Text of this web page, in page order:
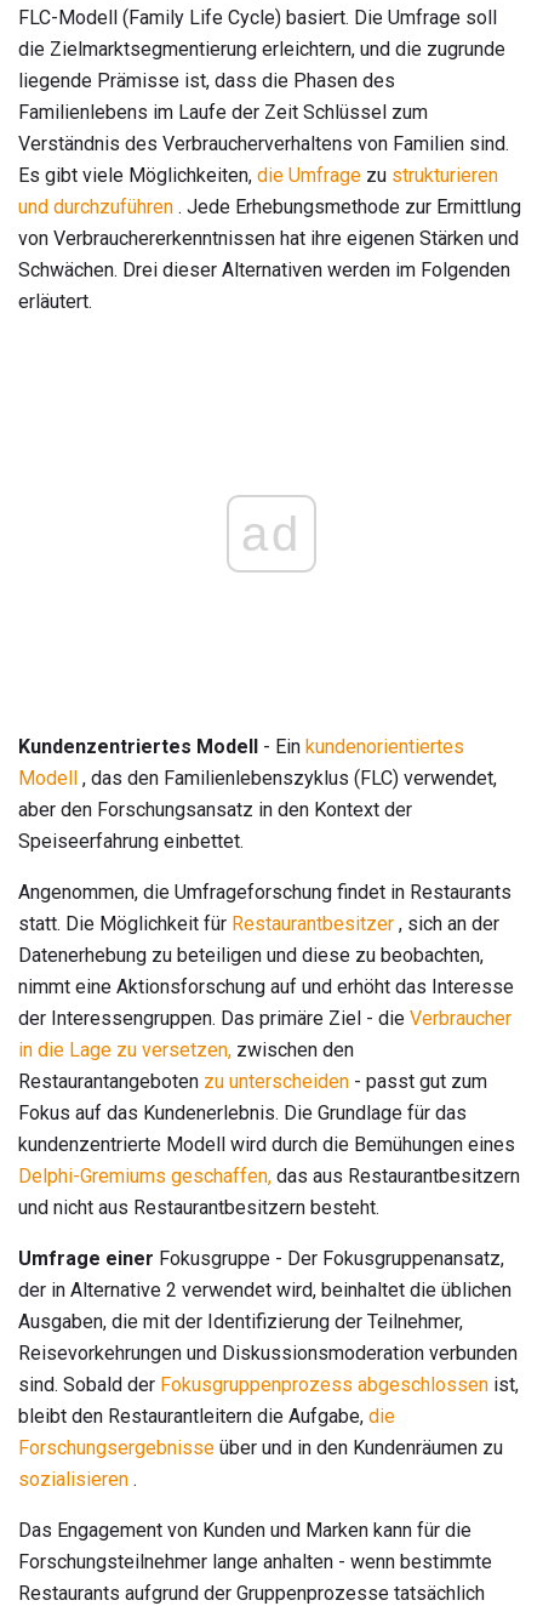
FLC-Modell (Family Life Cycle) basiert. Die Umfrage soll
die Zielmarktsegmentierung erleichtern, und die zugrunde
liegende Prämisse ist, dass die Phasen des
Familienlebens im Laufe der Zeit Schlüssel zum
Verständnis des Verbraucherverhaltens von Familien sind.
Es gibt viele Möglichkeiten, die Umfrage zu strukturieren
und durchzuführen . Jede Erhebungsmethode zur Ermittlung
von Verbrauchererkenntnissen hat ihre eigenen Stärken und
Schwächen. Drei dieser Alternativen werden im Folgenden
erläutert.
ad
Kundenzentriertes Modell - Ein kundenorientiertes
Modell , das den Familienlebenszyklus (FLC) verwendet,
aber den Forschungsansatz in den Kontext der
Speiseerfahrung einbettet.
Angenommen, die Umfrageforschung findet in Restaurants
statt. Die Möglichkeit für Restaurantbesitzer , sich an der
Datenerhebung zu beteiligen und diese zu beobachten,
nimmt eine Aktionsforschung auf und erhöht das Interesse
der Interessengruppen. Das primäre Ziel - die Verbraucher
in die Lage zu versetzen, zwischen den
Restaurantangeboten zu unterscheiden - passt gut zum
Fokus auf das Kundenerlebnis. Die Grundlage für das
kundenzentrierte Modell wird durch die Bemühungen eines
Delphi-Gremiums geschaffen, das aus Restaurantbesitzern
und nicht aus Restaurantbesitzern besteht.
Umfrage einer Fokusgruppe - Der Fokusgruppenansatz,
der in Alternative 2 verwendet wird, beinhaltet die üblichen
Ausgaben, die mit der Identifizierung der Teilnehmer,
Reisevorkehrungen und Diskussionsmoderation verbunden
sind. Sobald der Fokusgruppenprozess abgeschlossen ist,
bleibt den Restaurantleitern die Aufgabe, die
Forschungsergebnisse über und in den Kundenräumen zu
sozialisieren .
Das Engagement von Kunden und Marken kann für die
Forschungsteilnehmer lange anhalten - wenn bestimmte
Restaurants aufgrund der Gruppenprozesse tatsächlich